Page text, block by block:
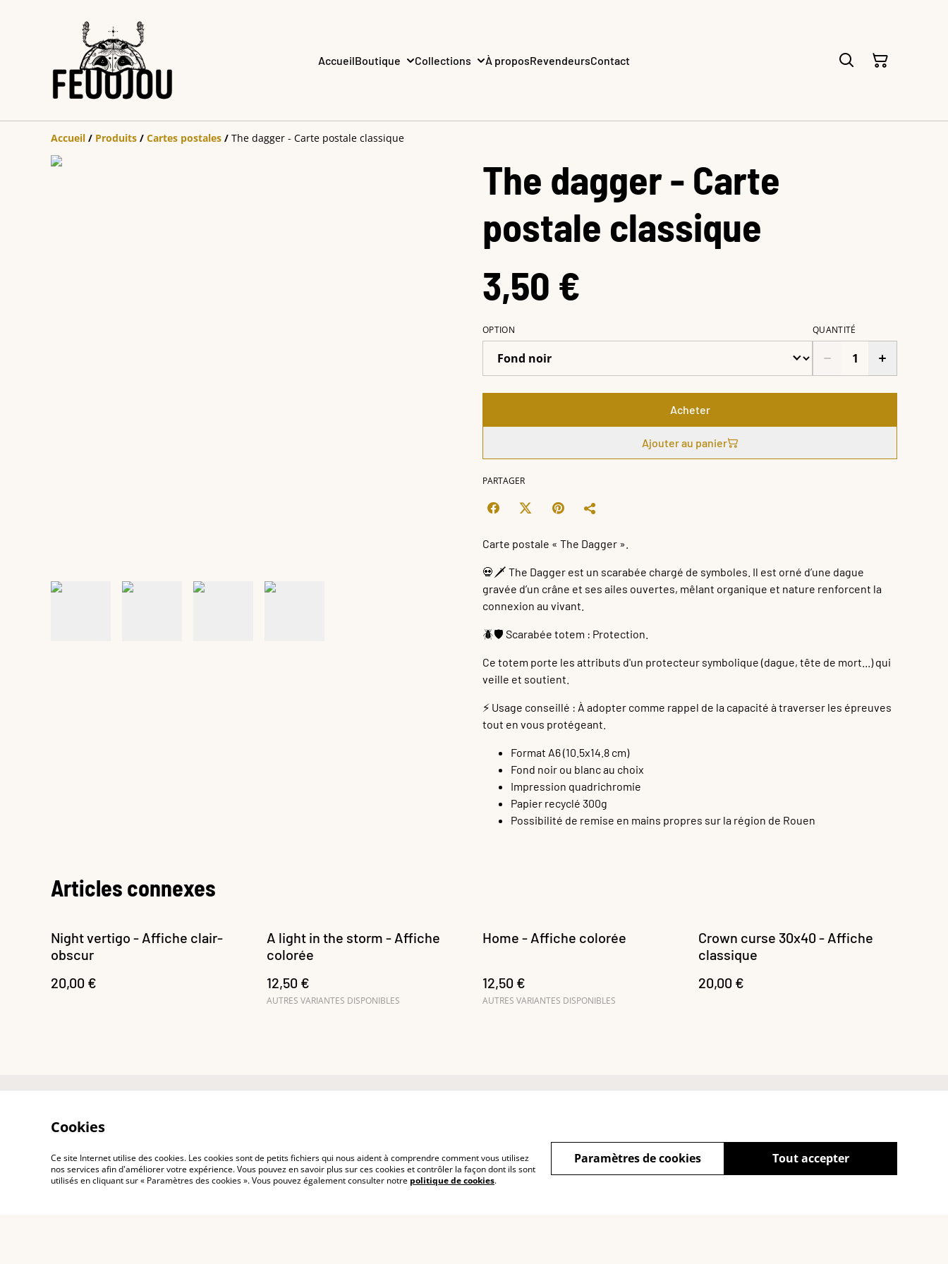
AccueilBoutique Collections À proposRevendeursContact
Accueil / Produits / Cartes postales / The dagger - Carte postale classique
The dagger - Carte
postale classique
3,50 €
OPTION QUANTITÉ
Acheter
Ajouter au panier
PARTAGER
Carte postale « The Dagger ».
💀🗡️ The Dagger est un scarabée chargé de symboles. Il est orné d’une dague
gravée d’un crâne et ses ailes ouvertes, mêlant organique et nature renforcent la
connexion au vivant.
🪲🛡️ Scarabée totem : Protection.
Ce totem porte les attributs d'un protecteur symbolique (dague, tête de mort...) qui
veille et soutient.
⚡️ Usage conseillé : À adopter comme rappel de la capacité à traverser les épreuves
tout en vous protégeant.
Format A6 (10.5x14.8 cm)
Fond noir ou blanc au choix
Impression quadrichromie
Papier recyclé 300g
Possibilité de remise en mains propres sur la région de Rouen
Articles connexes
Night vertigo - Affiche clair-
obscur
20,00 €
A light in the storm - Affiche
colorée
12,50 €
AUTRES VARIANTES DISPONIBLES
Home - Affiche colorée
12,50 €
AUTRES VARIANTES DISPONIBLES
Crown curse 30x40 - Affiche
classique
20,00 €
Cookies
Ce site Internet utilise des cookies. Les cookies sont de petits fichiers qui nous aident à comprendre comment vous utilisez
nos services afin d'améliorer votre expérience. Vous pouvez en savoir plus sur ces cookies et contrôler la façon dont ils sont
utilisés en cliquant sur « Paramètres des cookies ». Vous pouvez également consulter notre politique de cookies.
Tout accepter
Paramètres de cookies